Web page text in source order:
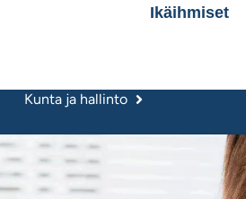
Ikäihmiset
Kunta ja hallinto